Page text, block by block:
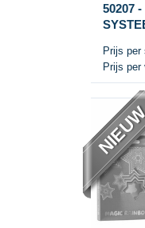
50207
Prijs per
Prijs per